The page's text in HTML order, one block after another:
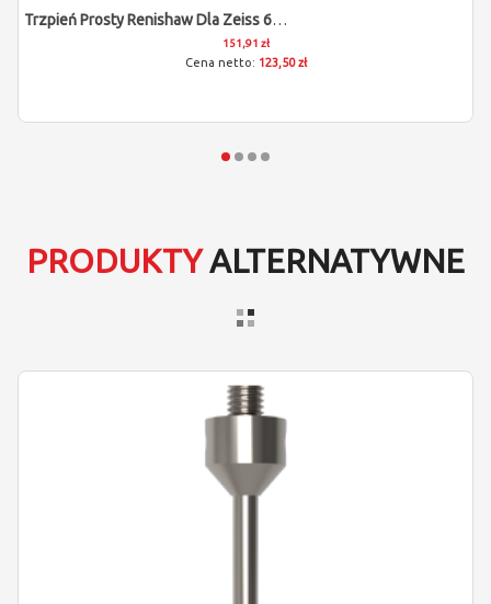
Trzpień Prosty Renishaw Dla Zeiss 600342-8020-000
151,91 zł
123,50 zł
PRODUKTYALTERNATYWNE